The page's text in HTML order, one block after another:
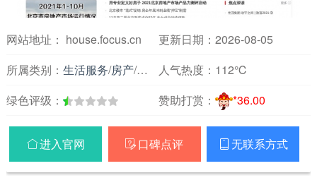
网站地址： house.focus.cn
更新日期：2026-08-05
所属类别： 生活服务/房产/租房买房人气热度： 112℃
绿色评级：
赞助打赏： *36.00
进入官网  口碑点评  无联系方式